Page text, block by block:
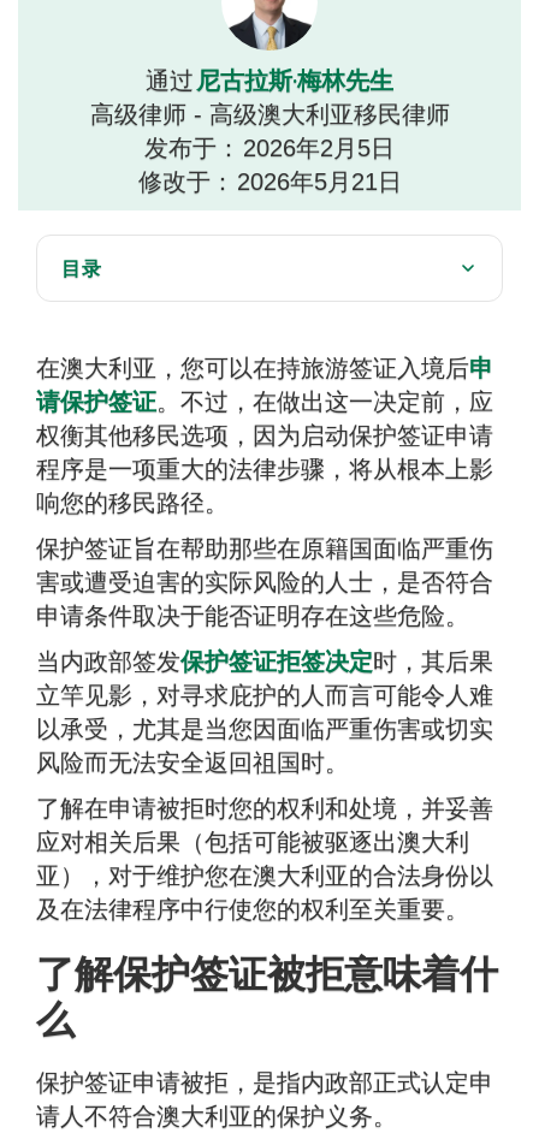
通过 尼古拉斯·梅林先生
高级律师 - 高级澳大利亚移民律师
发布于： 2026年2月5日
修改于： 2026年5月21日
目录
连接签证影响与合法身份
复审权：行政复审法庭（ART）
联邦巡回法院的司法审查
潜在的撤销与第48条禁止规定
澳大利亚移民律师如何提供帮助
我们在此支持您的旅程
在澳大利亚，您可以在持旅游签证入境后申
请保护签证。不过，在做出这一决定前，应
权衡其他移民选项，因为启动保护签证申请
程序是一项重大的法律步骤，将从根本上影
响您的移民路径。
保护签证旨在帮助那些在原籍国面临严重伤
害或遭受迫害的实际风险的人士，是否符合
申请条件取决于能否证明存在这些危险。
当内政部签发保护签证拒签决定时，其后果
立竿见影，对寻求庇护的人而言可能令人难
以承受，尤其是当您因面临严重伤害或切实
风险而无法安全返回祖国时。
了解在申请被拒时您的权利和处境，并妥善
应对相关后果（包括可能被驱逐出澳大利
亚），对于维护您在澳大利亚的合法身份以
及在法律程序中行使您的权利至关重要。
了解保护签证被拒意味着什
么
保护签证申请被拒，是指内政部正式认定申
请人不符合澳大利亚的保护义务。